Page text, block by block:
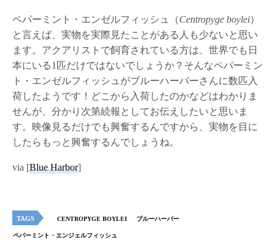
ペパーミント・エンゼルフィッシュ（Centropyge boylei）
と言えば、実物を実際見たことがある人も少ないと思い
ます。アクアリストで飼育されている方は、世界でも日
本にいる1匹だけではないでしょうか？そんなペパーミン
ト・エンゼルフィッシュがブルーハーバーさんに数匹入
荷したようです！どこから入荷したのかなどはわかりま
せんが、分かり次第続報としてお伝えしたいと思いま
す。映像見るだけでも興奮するんですから、実物を目に
したらもっと興奮するんでしょうね。
via [Blue Harbor]
TAGS CENTROPYGE BOYLEI ブルーハーバー
ペパーミント・エンジェルフィッシュ